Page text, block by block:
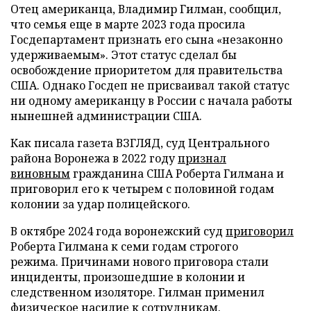
Отец американца, Владимир Гилман, сообщил,
что семья еще в марте 2023 года просила
Госдепартамент признать его сына «незаконно
удерживаемым». Этот статус сделал бы
освобождение приоритетом для правительства
США. Однако Госдеп не присваивал такой статус
ни одному американцу в России с начала работы
нынешней администрации США.
Как писала газета ВЗГЛЯД, суд Центрального
района Воронежа в 2022 годупризнал
виновнымгражданина США Роберта Гилмана и
приговорил его к четырем с половиной годам
колонии за удар полицейского.
В октябре 2024 года воронежский суд приговорил
Роберта Гилмана к семи годам строгого
режима. Причинами нового приговора стали
инциденты, произошедшие в колонии и
следственном изоляторе. Гилман применил
физическое насилие к сотрудникам.